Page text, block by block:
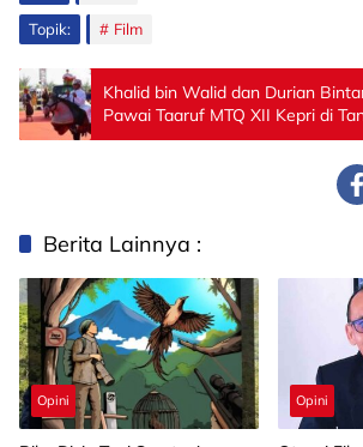
Topik: Film
Khalid bin Walid dan Durian
Pawai Taaruf MTQ XII Kepri di
Berita Lainnya :
Opini Opini